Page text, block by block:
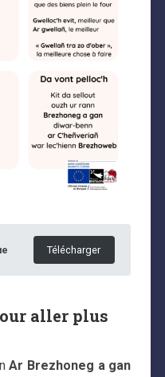
Télécharger
aller plus
Ar Brezhoneg a gan